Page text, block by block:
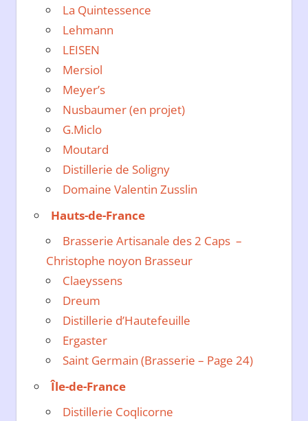
La Quintessence
Lehmann
LEISEN
Mersiol
Meyer’s
Nusbaumer (en projet)
G.Miclo
Moutard
Distillerie de Soligny
Domaine Valentin Zusslin
Hauts-de-France
Brasserie Artisanale des 2 Caps –
Christophe noyon Brasseur
Claeyssens
Dreum
Distillerie d’Hautefeuille
Ergaster
Saint Germain (Brasserie – Page 24)
Île-de-France
Distillerie Coqlicorne